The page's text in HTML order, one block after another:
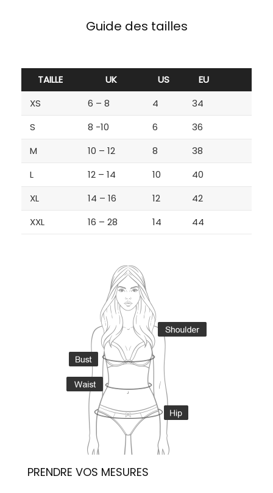
Guide des tailles
TAILLE UK US
EU
XS
6 – 8 4
34
S
8 -10 6
36
M
10 – 12 8
38
L
12 – 14 10
40
XL
14 – 16 12
42
XXL
16 – 28 14 44
PRENDRE VOS MESURES